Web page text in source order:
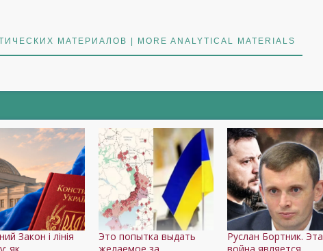
МАТЕРИАЛОВ | MORE ANALYTICAL MATERIALS
Закон і лінія
Это попытка выдать
Руслан Бортник. Эта